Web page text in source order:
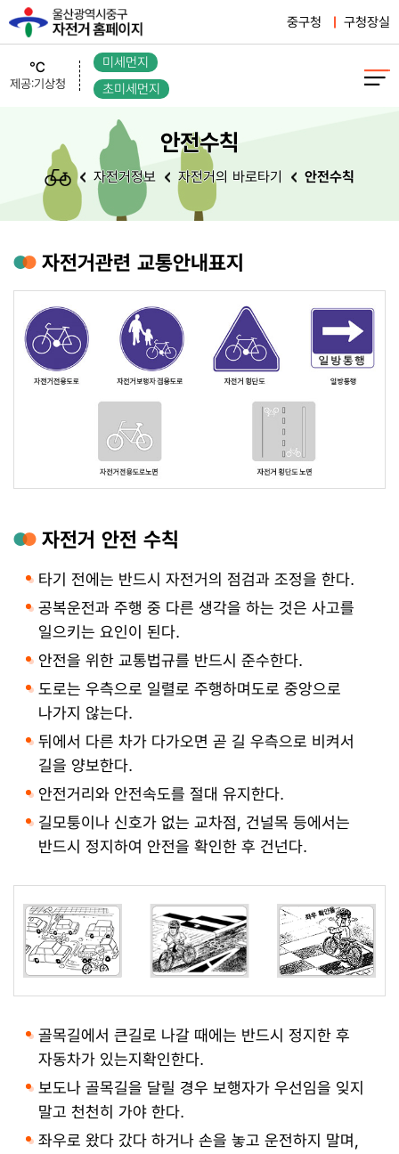
중구청 구청장실
℃
제공:기상청
미세먼지
초미세먼지
안전수칙
자전거정보 자전거의 바로타기 안전수칙
자전거관련 교통안내표지
자전거 안전 수칙
타기 전에는 반드시 자전거의 점검과 조정을 한다.
공복운전과 주행 중 다른 생각을 하는 것은 사고를
일으키는 요인이 된다.
안전을 위한 교통법규를 반드시 준수한다.
도로는 우측으로 일렬로 주행하며도로 중앙으로
나가지 않는다.
뒤에서 다른 차가 다가오면 곧 길 우측으로 비켜서
길을 양보한다.
안전거리와 안전속도를 절대 유지한다.
길모퉁이나 신호가 없는 교차점, 건널목 등에서는
반드시 정지하여 안전을 확인한 후 건넌다.
골목길에서 큰길로 나갈 때에는 반드시 정지한 후
자동차가 있는지확인한다.
보도나 골목길을 달릴 경우 보행자가 우선임을 잊지
말고 천천히 가야 한다.
좌우로 왔다 갔다 하거나 손을 놓고 운전하지 말며,